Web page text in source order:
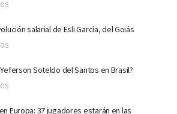
salarial de Esli García, del Goiás
Soteldo del Santos en Brasil?
Europa: 37 jugadores estarán en las